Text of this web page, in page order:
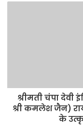
श्रीमती चंपा देवी
श्री कमलेश जैन)
के